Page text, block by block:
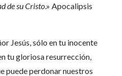
de su Cristo.» Apocalipsis
Jesús, sólo en tu inocente
tu gloriosa resurrección,
puede perdonar nuestros